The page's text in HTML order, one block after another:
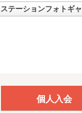
ステーションフォトギ
個人入会